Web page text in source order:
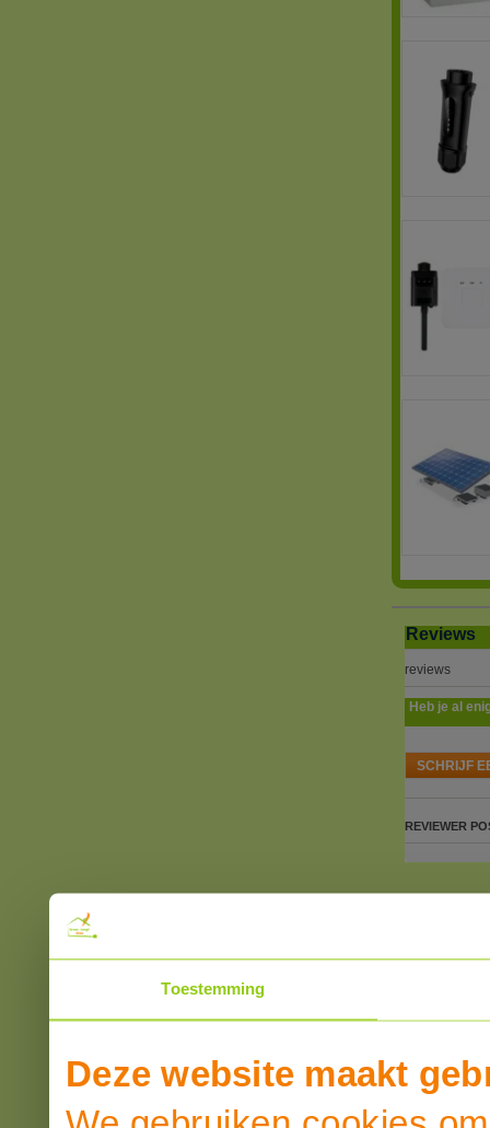
Toestemming
Deze website maakt
Reviews
reviews
Heb je al
SCHRIJF
REVIEWER